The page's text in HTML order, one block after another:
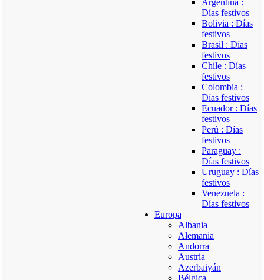
Argentina :
Días festivos
Bolivia : Días
festivos
Brasil : Días
festivos
Chile : Días
festivos
Colombia :
Días festivos
Ecuador : Días
festivos
Perú : Días
festivos
Paraguay :
Días festivos
Uruguay : Días
festivos
Venezuela :
Días festivos
Europa
Albania
Alemania
Andorra
Austria
Azerbaiyán
Bélgica